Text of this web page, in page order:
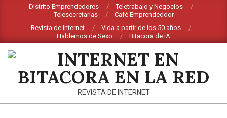
contenido
Distrito Emprendedores
Teletrabajo y Negocios
Telesecretarias
Café Emprendeddor
Revista de Internet
Vida a partir de los 50 años
Hablemos de Sexo
Bitacora de IA
INTERNETREVISTA DE INTERNET